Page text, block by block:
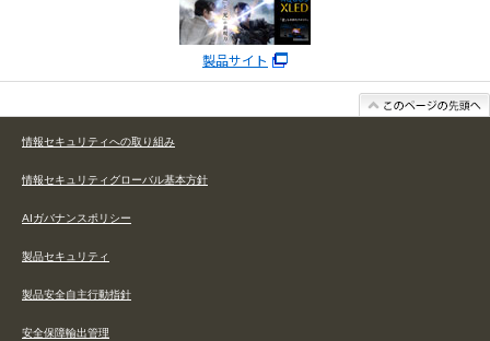
製品サイト
情報セキュリティへの取り組み
情報セキュリティグローバル基本方針
AIガバナンスポリシー
製品セキュリティ
製品安全自主行動指針
安全保障輸出管理